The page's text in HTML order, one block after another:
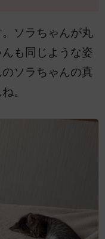
ソラちゃんが丸
も同じような姿
ソラちゃんの真
。